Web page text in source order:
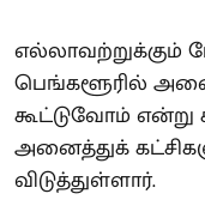
எல்லாவற்றுக்கும்
பெங்களூரில்
கூட்டுவோம் என்று
அனைத்துக்
விடுத்துள்ளார்.